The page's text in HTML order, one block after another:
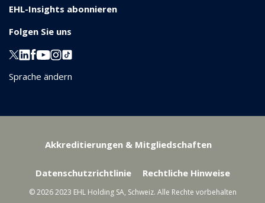
EHL-Insights abonnieren
Folgen Sie uns
Sprache ändern
Akkreditierungen & Mitgliedschaften
Datenschutzrichtlinie Rechtliche Hinweise
© 2026 2023 EHL Holding SA, Schweiz. Alle Rechte vorbehalten